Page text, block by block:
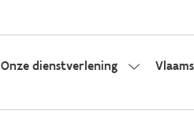
Onze dienstverlening